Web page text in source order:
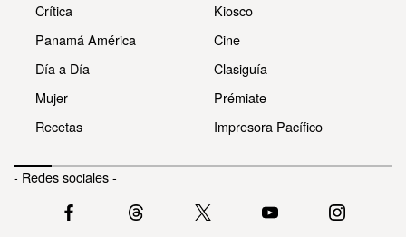
Crítica
Panamá América
Día a Día
Mujer
Recetas
Kiosco
Cine
Clasiguía
Prémiate
Impresora Pacífico
- Redes sociales -